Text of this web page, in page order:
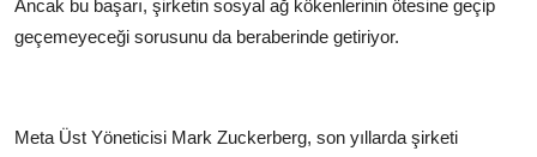
Ancak bu başarı, şirketin sosyal ağ kökenlerinin ötesine geçip
geçemeyeceği sorusunu da beraberinde getiriyor.
Meta Üst Yöneticisi Mark Zuckerberg, son yıllarda şirketi